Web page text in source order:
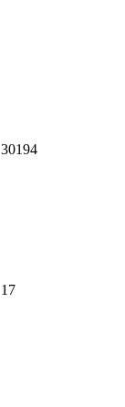
30194
17